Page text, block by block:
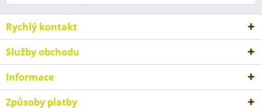
Rychlý kontakt
Služby obchodu
Informace
Způsoby platby